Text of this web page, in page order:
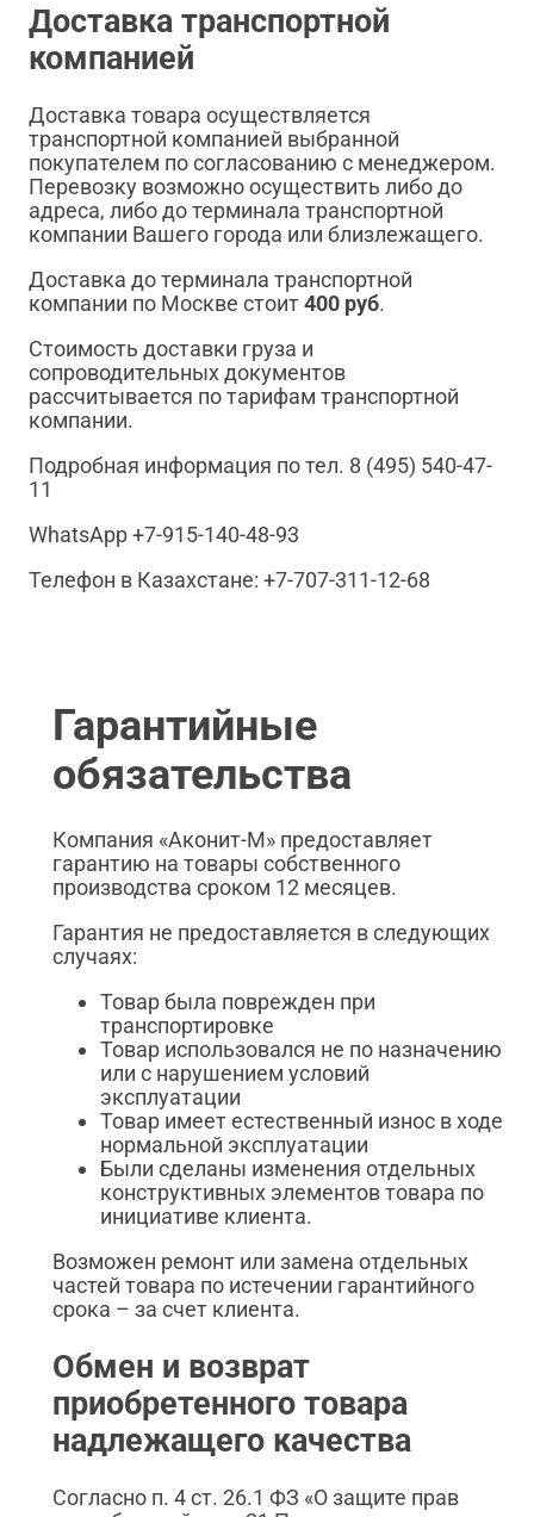
Доставка транспортной
компанией
Доставка товара осуществляется
транспортной компанией выбранной
покупателем по согласованию с менеджером.
Перевозку возможно осуществить либо до
адреса, либо до терминала транспортной
компании Вашего города или близлежащего.
Доставка до терминала транспортной
компании по Москве стоит400 руб.
Стоимость доставки груза и
сопроводительных документов
рассчитывается по тарифам транспортной
компании.
Подробная информация по тел. 8 (495) 540-47-
11
WhatsApp +7-915-140-48-93
Телефон в Казахстане: +7-707-311-12-68
Гарантийные
обязательства
Компания «Аконит-М» предоставляет
гарантию на товары собственного
производства сроком 12 месяцев.
Гарантия не предоставляется в следующих
случаях:
Товар была поврежден при
транспортировке
Товар использовался не по назначению
или с нарушением условий
эксплуатации
Товар имеет естественный износ в ходе
нормальной эксплуатации
Были сделаны изменения отдельных
конструктивных элементов товара по
инициативе клиента.
Возможен ремонт или замена отдельных
частей товара по истечении гарантийного
срока – за счет клиента.
Обмен и возврат
приобретенного товара
надлежащего качества
Согласно п. 4 ст. 26.1 ФЗ «О защите прав